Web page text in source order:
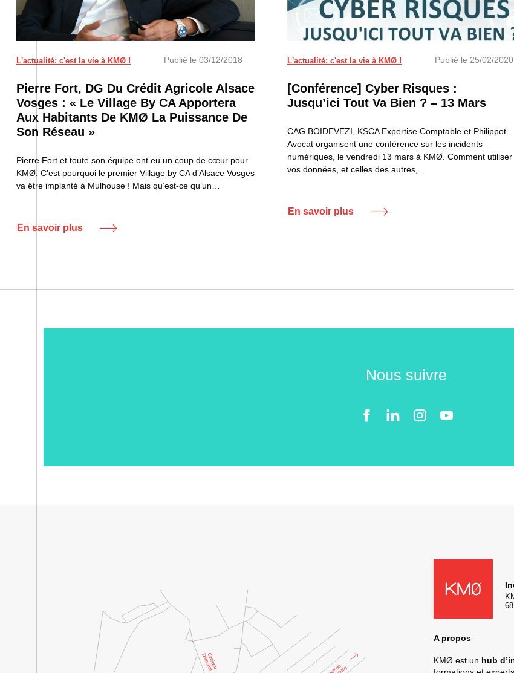
L'actualité: c'est la vie à KMØ ! Publié le 03/12/2018
Pierre Fort, DG Du Crédit Agricole Alsace
Vosges : « Le Village By CA Apportera
Aux Habitants De KMØ La Puissance De
Son Réseau »
Pierre Fort et toute son équipe ont eu un coup de cœur pour
KMØ. C’est pourquoi le premier Village by CA d’Alsace Vosges
va être implanté à Mulhouse ! Mais qu’est-ce qu’un…
En savoir plus
L'actualité: c'est la vie à KMØ ! Publié le 25/02/2020
[Conférence] Cyber Risques :
Jusqu’ici Tout Va Bien ? – 13 Mars
CAG BOIDEVEZI, KSCA Expertise Comptable et Philippot
Avocat organisent une conférence sur les incidents
numériques, le vendredi 13 mars à KMØ. Comment utiliser
vos données, et celles des autres,…
En savoir plus
Nous suivre
A propos
KMØ est un hub